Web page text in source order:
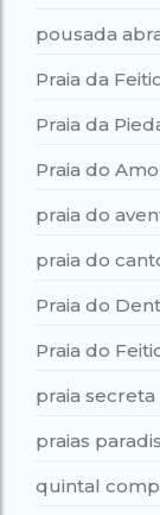
pousada
Praia da
Praia da
Praia do
praia do
praia do
Praia do
Praia do
praia secreta
praias
quintal